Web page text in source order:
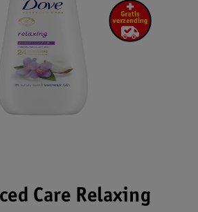
Care Relaxing